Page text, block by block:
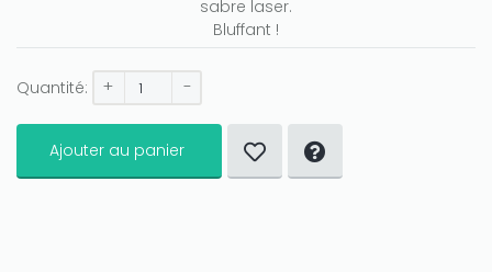
sabre laser.
Bluffant !
Quantité: + -
Ajouter au panier